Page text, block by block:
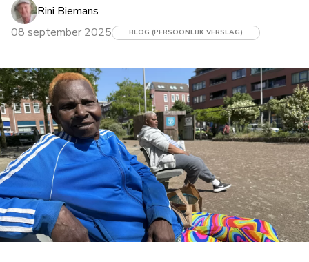
Rini Biemans
08 september 2025
BLOG (PERSOONLIJK VERSLAG)